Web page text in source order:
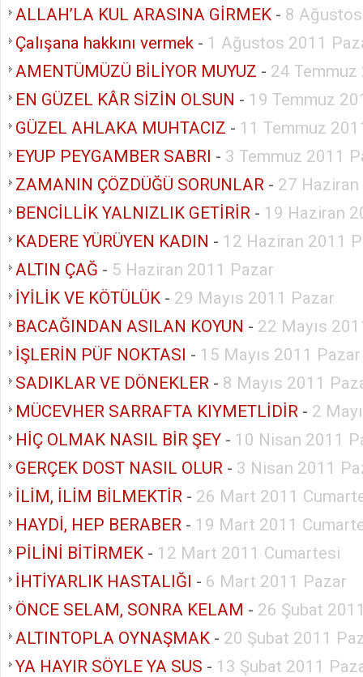
ALLAH’LA KUL ARASINA GİRMEK - 8
Çalışana hakkını vermek - 1 Ağustos 2011
AMENTÜMÜZÜ BİLİYOR MUYUZ - 24
EN GÜZEL KÂR SİZİN OLSUN - 19 Temmuz
GÜZEL AHLAKA MUHTACIZ - 11 Temmuz
EYUP PEYGAMBER SABRI - 3 Temmuz 2011
ZAMANIN ÇÖZDÜĞÜ SORUNLAR - 27
BENCİLLİK YALNIZLIK GETİRİR - 19 Haziran
KADERE YÜRÜYEN KADIN - 12 Haziran 2011
ALTIN ÇAĞ - 5 Haziran 2011 Pazar
İYİLİK VE KÖTÜLÜK - 29 Mayıs 2011 Pazar
BACAĞINDAN ASILAN KOYUN - 22 Mayıs
İŞLERİN PÜF NOKTASI - 15 Mayıs 2011 Pazar
SADIKLAR VE DÖNEKLER - 8 Mayıs 2011
MÜCEVHER SARRAFTA KIYMETLİDİR - 2
HİÇ OLMAK NASIL BİR ŞEY - 10 Nisan 2011
GERÇEK DOST NASIL OLUR - 3 Nisan 2011
İLİM, İLİM BİLMEKTİR - 26 Mart 2011
HAYDİ, HEP BERABER - 19 Mart 2011
PİLİNİ BİTİRMEK - 12 Mart 2011 Cumartesi
İHTİYARLIK HASTALIĞI - 6 Mart 2011 Pazar
ÖNCE SELAM, SONRA KELAM - 26 Şubat
ALTINTOPLA OYNAŞMAK - 20 Şubat 2011
YA HAYIR SÖYLE YA SUS - 13 Şubat 2011